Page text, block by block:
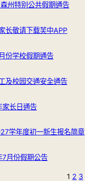
州特别公共假期通告
长敬请下载芙中APP
份学校假期通告
及校园交通安全通告
长日通告
学年度初一新生报名简章
月份假期公告
1 2 3